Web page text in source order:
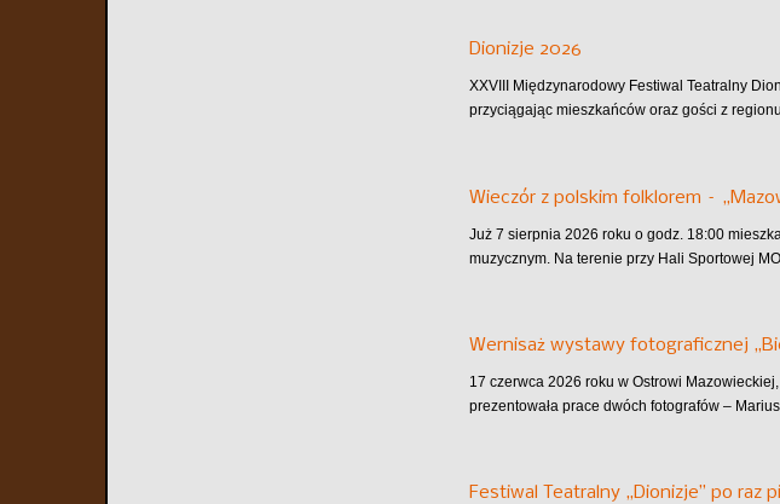
Dionizje 2026
XXVIII Międzynarodowy Festiwal Teatralny
przyciągając mieszkańców oraz gości z
Wieczór z polskim folklorem –
Już 7 sierpnia 2026 roku o godz. 18:00
muzycznym. Na terenie przy Hali Sportowej
Wernisaż wystawy fotograficznej
17 czerwca 2026 roku w Ostrowi
prezentowała prace dwóch fotografów –
Festiwal Teatralny „Dionizje” po raz